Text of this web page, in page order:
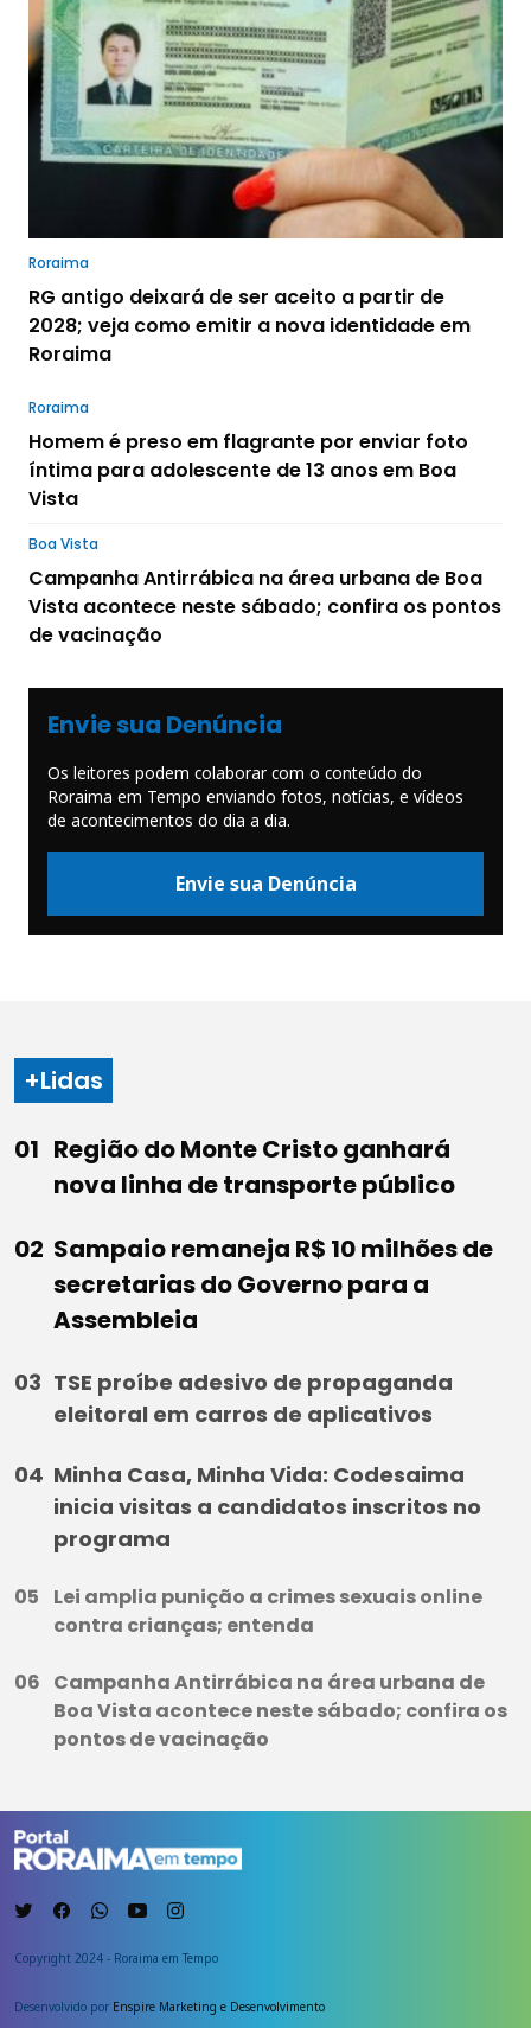
Roraima
RG antigo deixará de ser aceito a partir de
2028; veja como emitir a nova identidade em
Roraima
Roraima
Homem é preso em flagrante por enviar foto
íntima para adolescente de 13 anos em Boa
Vista
Boa Vista
Campanha Antirrábica na área urbana de Boa
Vista acontece neste sábado; confira os pontos
de vacinação
Envie sua Denúncia
Os leitores podem colaborar com o conteúdo do
Roraima em Tempo enviando fotos, notícias, e vídeos
de acontecimentos do dia a dia.
Envie sua Denúncia
+Lidas
Região do Monte Cristo ganhará
nova linha de transporte público
Sampaio remaneja R$ 10 milhões de
secretarias do Governo para a
Assembleia
TSE proíbe adesivo de propaganda
eleitoral em carros de aplicativos
Minha Casa, Minha Vida: Codesaima
inicia visitas a candidatos inscritos no
programa
Lei amplia punição a crimes sexuais online
contra crianças; entenda
Campanha Antirrábica na área urbana de
Boa Vista acontece neste sábado; confira os
pontos de vacinação
Copyright 2024 - Roraima em Tempo
Desenvolvido por Enspire Marketing e Desenvolvimento